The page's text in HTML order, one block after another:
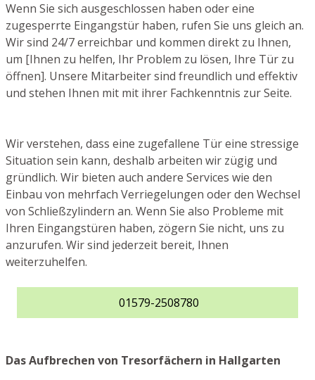
Wenn Sie sich ausgeschlossen haben oder eine
zugesperrte Eingangstür haben, rufen Sie uns gleich an.
Wir sind 24/7 erreichbar und kommen direkt zu Ihnen,
um [Ihnen zu helfen, Ihr Problem zu lösen, Ihre Tür zu
öffnen]. Unsere Mitarbeiter sind freundlich und effektiv
und stehen Ihnen mit mit ihrer Fachkenntnis zur Seite.
Wir verstehen, dass eine zugefallene Tür eine stressige
Situation sein kann, deshalb arbeiten wir zügig und
gründlich. Wir bieten auch andere Services wie den
Einbau von mehrfach Verriegelungen oder den Wechsel
von Schließzylindern an. Wenn Sie also Probleme mit
Ihren Eingangstüren haben, zögern Sie nicht, uns zu
anzurufen. Wir sind jederzeit bereit, Ihnen
weiterzuhelfen.
01579-2508780
Das Aufbrechen von Tresorfächern in Hallgarten